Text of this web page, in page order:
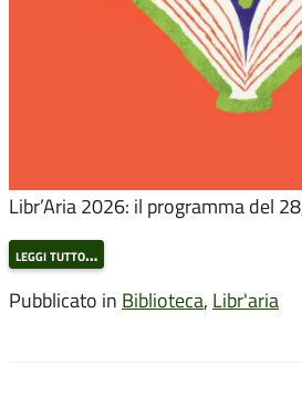
Libr’Aria 2026: il programma del
leggi tutto…
Pubblicato in Biblioteca, Libr'aria